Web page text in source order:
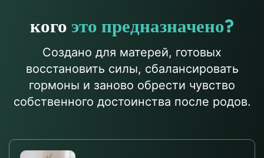
кого это предназначено?
Создано для матерей, готовых
восстановить силы, сбалансировать
гормоны и заново обрести чувство
собственного достоинства после родов.